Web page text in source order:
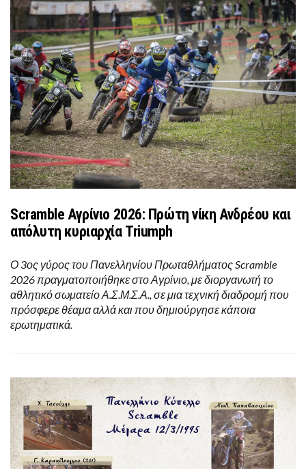
Scramble Αγρίνιο 2026: Πρώτη νίκη Ανδρέου και
απόλυτη κυριαρχία Triumph
Ο 3ος γύρος του Πανελληνίου Πρωταθλήματος Scramble
2026 πραγματοποιήθηκε στο Αγρίνιο, με διοργανωτή το
αθλητικό σωματείο Α.Σ.Μ.Σ.Α., σε μια τεχνική διαδρομή που
πρόσφερε θέαμα αλλά και που δημιούργησε κάποια
ερωτηματικά.